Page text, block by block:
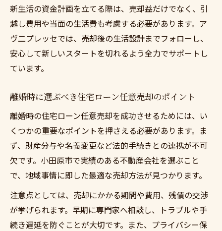
新生活の資金計画を立てる際は、売却益だけでなく、引
越し費用や当面の生活費も考慮する必要があります。ア
ヴ二プレッセでは、売却後の生活設計までフォローし、
安心して新しいスタートを切れるよう全力でサポートし
ています。
離婚時に選ぶべき住宅ローン任意売却のポイント
離婚時の住宅ローン任意売却を成功させるためには、い
くつかの重要なポイントを押さえる必要があります。ま
ず、財産分与や名義変更など法的手続きとの連携が不可
欠です。小田原市で実績のある不動産会社を選ぶこと
で、地域事情に即した最適な売却方法が見つかります。
注意点としては、売却にかかる期間や費用、残債の交渉
が挙げられます。早期に専門家へ相談し、トラブルや手
続き遅延を防ぐことが大切です。また、プライバシー保